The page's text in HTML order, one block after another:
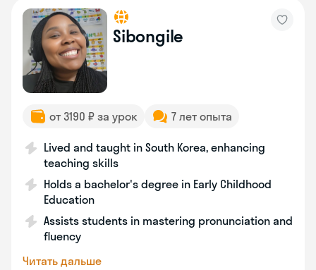
Sibongile
от 3190 ₽ за урок 7 лет опыта
Lived and taught in South Korea, enhancing
teaching skills
Holds a bachelor's degree in Early Childhood
Education
Assists students in mastering pronunciation and
fluency
Читать дальше